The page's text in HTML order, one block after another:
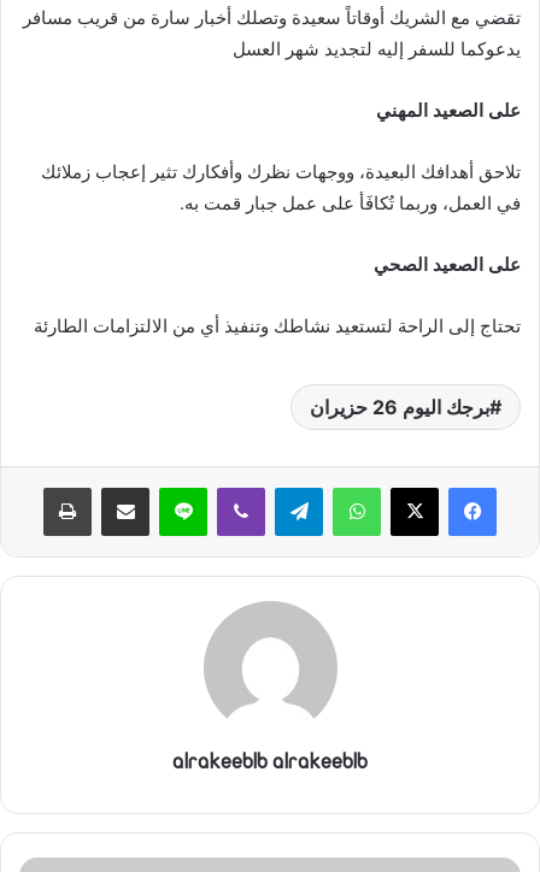
تقضي مع الشريك أوقاتاً سعيدة وتصلك أخبار سارة من قريب مسافر
يدعوكما للسفر إليه لتجديد شهر العسل
على الصعيد المهني
تلاحق أهدافك البعيدة، ووجهات نظرك وأفكارك تثير إعجاب زملائك
في العمل، وربما تُكافَأ على عمل جبار قمت به.
على الصعيد الصحي
تحتاج إلى الراحة لتستعيد نشاطك وتنفيذ أي من الالتزامات الطارئة
برجك اليوم 26 حزيران
واتساب تيلقرام ڤايبر لاين مشاركة عبر البريد طباعة
alrakeeblb alrakeeblb